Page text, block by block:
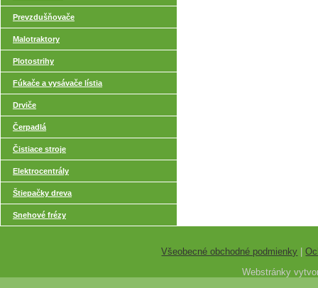
Prevzdušňovače
Malotraktory
Plotostrihy
Fúkače a vysávače lístia
Drviče
Čerpadlá
Čistiace stroje
Elektrocentrály
Štiepačky dreva
Snehové frézy
Všeobecné obchodné podmienky |
Webstránky